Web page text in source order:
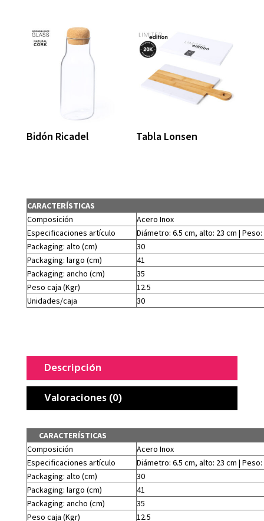
Bidón Ricadel Tabla Lonsen
CARACTERÍSTICAS
Composición
Acero Inox
Especificaciones artículo
Diámetro: 6.5 cm, alto: 23 cm |
Packaging: alto (cm)
30
Packaging: largo (cm)
41
Packaging: ancho (cm)
35
Peso caja (Kgr)
12.5
Unidades/caja
30
Descripción
Valoraciones (0)
CARACTERÍSTICAS
Composición
Acero Inox
Especificaciones artículo
Diámetro: 6.5 cm, alto: 23 cm |
Packaging: alto (cm)
30
Packaging: largo (cm)
41
Packaging: ancho (cm)
35
Peso caja (Kgr)
12.5